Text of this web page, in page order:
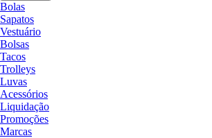
Bolas
Sapatos
Vestuário
Bolsas
Tacos
Trolleys
Luvas
Acessórios
Liquidação
Promoções
Marcas